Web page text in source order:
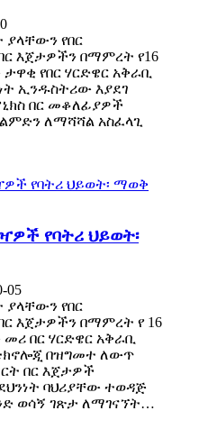
ያላቸውን የበር
እጀታዎችን በማምረት የ16
የበር ሃርድዌር አቅራቢ
ኢንዱስትሪው እያደገ
በር መቆለፊያዎች
ልምድን ለማሻሻል አስፈላጊ
የባትሪ ህይወት፡
05
ያላቸውን የበር
እጀታዎችን በማምረት የ 16
በር ሃርድዌር አቅራቢ
በዝግመተ ለውጥ
በር እጀታዎች
ባህሪያቸው ተወዳጅ
ወሳኝ ገጽታ ለማገናኘት…